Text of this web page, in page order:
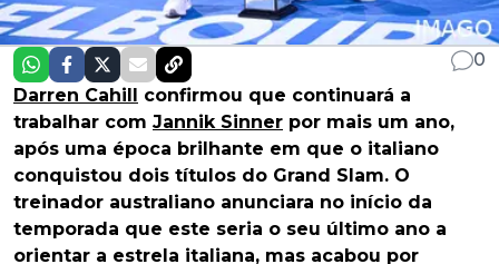
0
Darren Cahill confirmou que continuará a
trabalhar com Jannik Sinner por mais um ano,
após uma época brilhante em que o italiano
conquistou dois títulos do Grand Slam. O
treinador australiano anunciara no início da
temporada que este seria o seu último ano a
orientar a estrela italiana, mas acabou por